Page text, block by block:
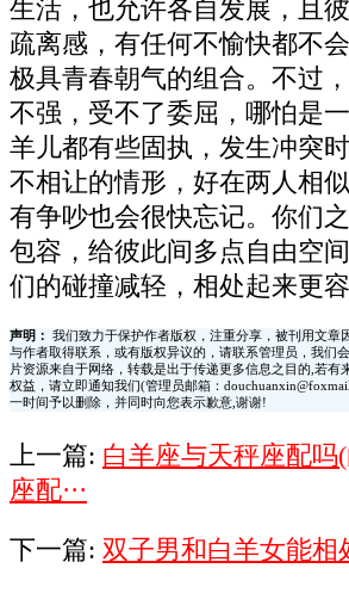
生活，也允许各自发展，且
疏离感，有任何不愉快都不
极具青春朝气的组合。不过
不强，受不了委屈，哪怕是
羊儿都有些固执，发生冲突
不相让的情形，好在两人相
有争吵也会很快忘记。你们
包容，给彼此间多点自由空
们的碰撞减轻，相处起来更容
声明：
我们致力于保护作者版权，注重分享，被刊用文章
与作者取得联系，或有版权异议的，请联系管理员，我们
片资源来自于网络，转载是出于传递更多信息之目的,若有
权益，请立即通知我们(管理员邮箱：
一时间予以删除，并同时向您表示歉意,谢谢!
上一篇: 白羊座与天秤座配吗
座配···
下一篇: 双子男和白羊女能相